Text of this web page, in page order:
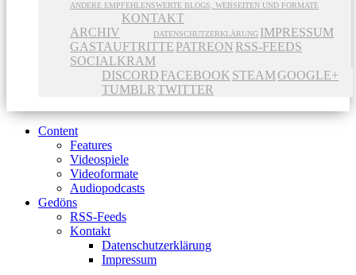
ANDERE EMPFEHLENSWERTE BLOGS, WEBSEITEN UND FORMATE
ARCHIV
KONTAKT
DATENSCHUTZERKLÄRUNG IMPRESSUM
GASTAUFTRITTE PATREON RSS-FEEDS
SOCIALKRAM
DISCORD FACEBOOK STEAMGOOGLE+
TUMBLR TWITTER
Content
Features
Videospiele
Videoformate
Audiopodcasts
Gedöns
RSS-Feeds
Kontakt
Datenschutzerklärung
Impressum